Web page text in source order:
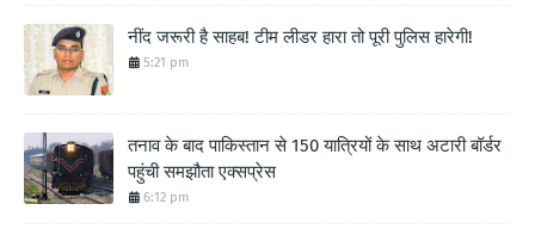
नींद जरूरी है साहब! टीम लीडर हारा तो पूरी पुलिस हारेगी!
5:21 pm
तनाव के बाद पाकिस्तान से 150 यात्रियों के साथ अटारी बॉर्डर
पहुंची समझौता एक्सप्रेस
6:12 pm